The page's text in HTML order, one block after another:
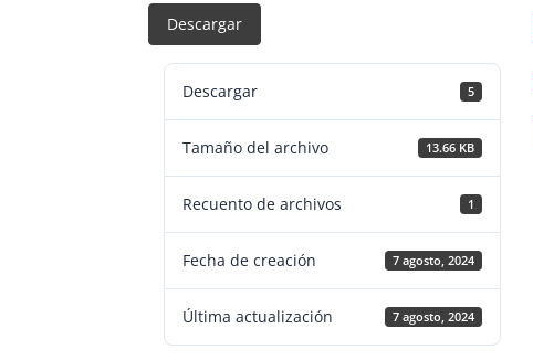
Descargar
Descargar 5
Tamaño del archivo 13.66 KB
Recuento de archivos 1
Fecha de creación 7 agosto, 2024
Última actualización 7 agosto, 2024